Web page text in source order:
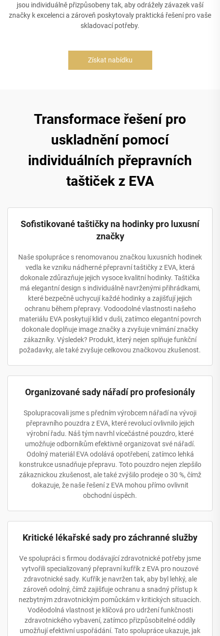
jsou individuálně přizpůsobeny tak, aby odrážely závazek vaší
značky k excelenci a zároveň poskytovaly praktická řešení pro vaše
skladovací potřeby.
Získat nabídku
Transformace řešení pro
uskladnění pomocí
individuálních přepravních
taštiček z EVA
Sofistikované taštičky na hodinky pro luxusní
značky
Naše spolupráce s renomovanou značkou luxusních hodinek
vedla ke vzniku nádherné přepravní taštičky z EVA, která
dokonale zdůrazňuje jejich vysoce kvalitní hodinky. Taštička
má elegantní design s individuálně navrženými přihrádkami,
které bezpečně uchycují každé hodinky a zajišťují jejich
ochranu během přepravy. Vodoodolné vlastnosti našeho
materiálu EVA poskytují klid v duši, zatímco elegantní povrch
dokonale doplňuje image značky a zvyšuje vnímání značky
zákazníky. Výsledek? Produkt, který nejen splňuje funkční
požadavky, ale také zvyšuje celkovou značkovou zkušenost.
Organizované sady nářadí pro profesionály
Spolupracovali jsme s předním výrobcem nářadí na vývoji
přepravního pouzdra z EVA, které revolucí ovlivnilo jejich
výrobní řadu. Náš tým navrhl vícečástné pouzdro, které
umožňuje odborníkům efektivně organizovat své nářadí.
Odolný materiál EVA odolává opotřebení, zatímco lehká
konstrukce usnadňuje přepravu. Toto pouzdro nejen zlepšilo
zákaznickou zkušenost, ale také zvýšilo prodeje o 30 %, čímž
dokazuje, že naše řešení z EVA mohou přímo ovlivnit
obchodní úspěch.
Kritické lékařské sady pro záchranné služby
Ve spolupráci s firmou dodávající zdravotnické potřeby jsme
vytvořili specializovaný přepravní kufřík z EVA pro nouzové
zdravotnické sady. Kufřík je navržen tak, aby byl lehký, ale
zároveň odolný, čímž zajišťuje ochranu a snadný přístup k
nezbytným zdravotnickým pomůckám v kritických situacích.
Voděodolná vlastnost je klíčová pro udržení funkčnosti
zdravotnického vybavení, zatímco přizpůsobitelné oddíly
umožňují efektivní uspořádání. Tato spolupráce ukazuje, jak